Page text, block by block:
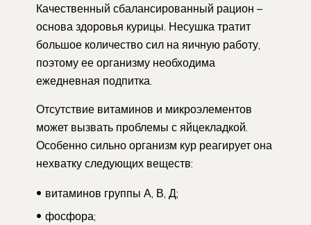
Качественный сбалансированный рацион –
основа здоровья курицы. Несушка тратит
большое количество сил на яичную работу,
поэтому ее организму необходима
ежедневная подпитка.
Отсутствие витаминов и микроэлементов
может вызвать проблемы с яйцекладкой.
Особенно сильно организм кур реагирует она
нехватку следующих веществ:
витаминов группы А, В, Д;
фосфора;